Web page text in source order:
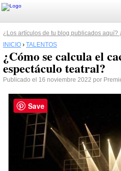
¿Los artículos de tu blog publicados aquí?
INICIO › TALENTOS
¿Cómo se calcula el
espectáculo teatral?
Publicado el 16 noviembre 2022 por
Save